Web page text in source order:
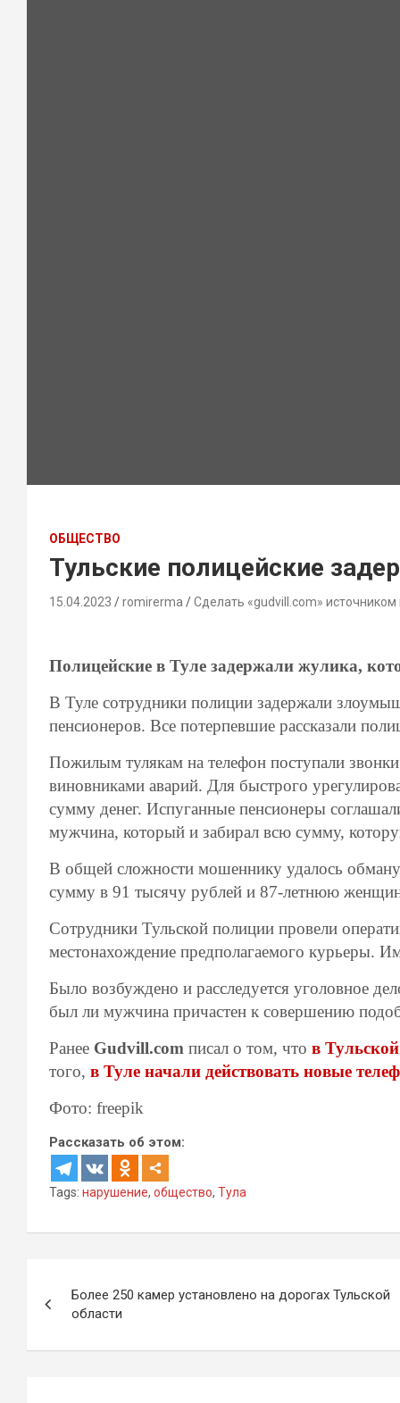
ОБЩЕСТВО
Тульские полицейские
15.04.2023 romirerma Сделать «gudvill.com» источником
Полицейские в Туле задержали жулика,
В Туле сотрудники полиции задержали
пенсионеров. Все потерпевшие рассказали
Пожилым тулякам на телефон поступали
виновниками аварий. Для быстрого
сумму денег. Испуганные пенсионеры
мужчина, который и забирал всю сумму,
В общей сложности мошеннику удалось
сумму в 91 тысячу рублей и 87-летнюю
Сотрудники Тульской полиции провели
местонахождение предполагаемого курьеры.
Было возбуждено и расследуется уголовное
был ли мужчина причастен к совершению
Ранее Gudvill.com писал о том, что в
того, в Туле начали действовать новые
Фото: freepik
Рассказать об этом:
Tags: нарушение, общество, Тула
по
записям
Более 250 камер установлено на дорогах Тульской
области